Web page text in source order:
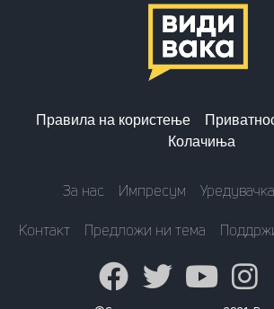
Правила на користење
Колачиња
За нас Импресум
Контакт
Предложи ни тема